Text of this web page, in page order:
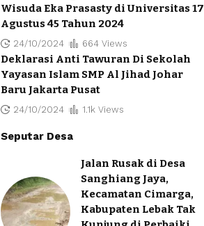
Wisuda Eka Prasasty di Universitas 17
Agustus 45 Tahun 2024
24/10/2024 664 Views
Deklarasi Anti Tawuran Di Sekolah
Yayasan Islam SMP Al Jihad Johar
Baru Jakarta Pusat
24/10/2024 1.1k Views
Seputar Desa
Jalan Rusak di Desa
Sanghiang Jaya,
Kecamatan Cimarga,
Kabupaten Lebak Tak